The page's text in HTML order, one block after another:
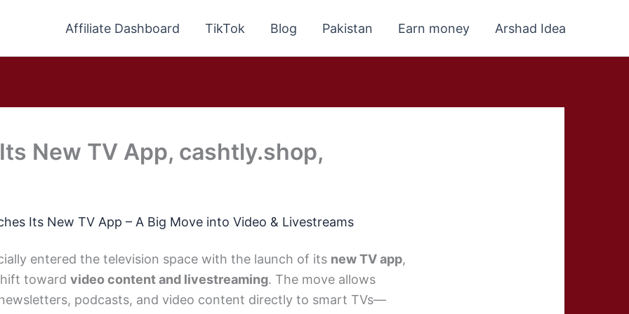
Affiliate Dashboard TikTok Blog Pakistan Earn money Arshad Idea
New TV App, cashtly.shop,
Its New TV App – A Big Move into Video & Livestreams
entered the television space with the launch of its new TV app,
toward video content and livestreaming. The move allows
podcasts, and video content directly to smart TVs—